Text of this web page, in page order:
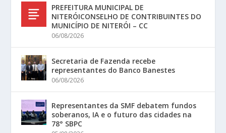
PREFEITURA MUNICIPAL DE
NITERÓICONSELHO DE CONTRIBUINTES DO
MUNICÍPIO DE NITERÓI – CC
06/08/2026
Secretaria de Fazenda recebe
representantes do Banco Banestes
06/08/2026
Representantes da SMF debatem fundos
soberanos, IA e o futuro das cidades na
78° SBPC